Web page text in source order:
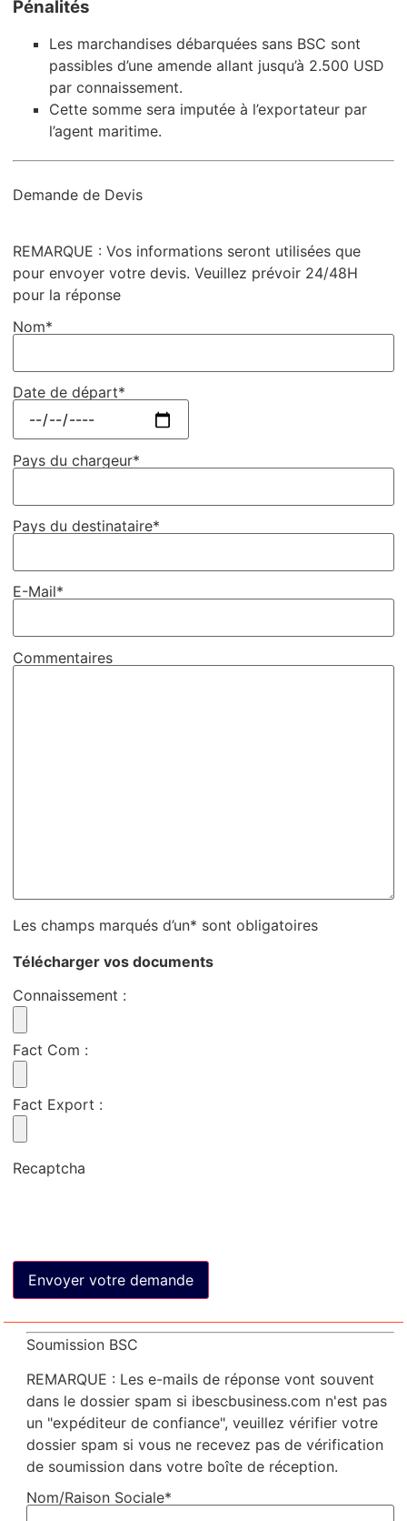
Pénalités
Les marchandises débarquées sans BSC sont
passibles d’une amende allant jusqu’à 2.500 USD
par connaissement.
Cette somme sera imputée à l’exportateur par
l’agent maritime.
Demande de Devis
REMARQUE : Vos informations seront utilisées que
pour envoyer votre devis. Veuillez prévoir 24/48H
pour la réponse
Nom*
Date de départ*
Pays du chargeur*
Pays du destinataire*
E-Mail*
Commentaires
Les champs marqués d’un* sont obligatoires
Télécharger vos documents
Connaissement :
Fact Com :
Fact Export :
Recaptcha
Soumission BSC
REMARQUE : Les e-mails de réponse vont souvent
dans le dossier spam si ibescbusiness.com n'est pas
un "expéditeur de confiance", veuillez vérifier votre
dossier spam si vous ne recevez pas de vérification
de soumission dans votre boîte de réception.
Nom/Raison Sociale*